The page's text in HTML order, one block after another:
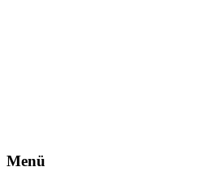
Menü